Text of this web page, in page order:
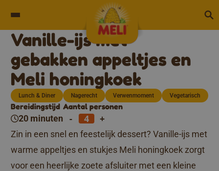
Vanille-ijs met
gebakken appeltjes en
Meli honingkoek
Lunch & Diner Nagerecht Verwenmoment Vegetarisch
Bereidingstijd
20 minuten
Aantal personen
- +
Zin in een snel en feestelijk dessert? Vanille-ijs met
warme appeltjes en stukjes Meli honingkoek zorgt
voor een heerlijke zoete afsluiter met een kleine